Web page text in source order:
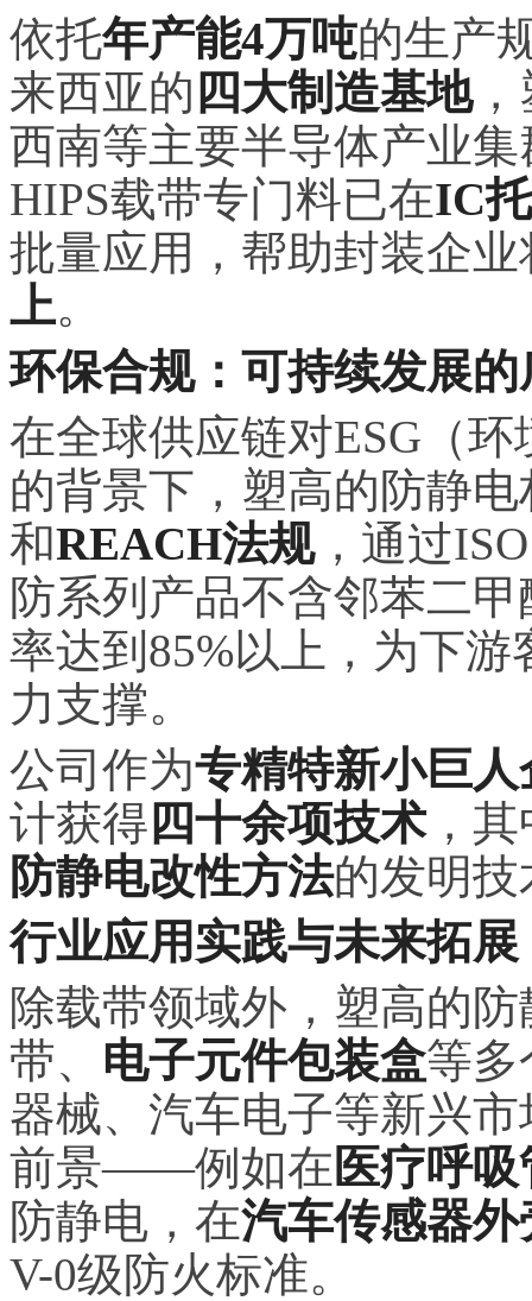
依托年产能4万吨的生产
来西亚的 四大制造基地，
西南等主要半导体产业
HIPS载带专门料已在IC
批量应用，帮助封装企
上。
环保合规：可持续发展
在全球供应链对ESG（
的背景下，塑高的防静
和REACH法规，通过
防系列产品不含邻苯二
率达到85%以上，为下
力支撑。
公司作为专精特新小巨人
计获得 四十余项技术，其
防静电改性方法的发明
行业应用实践与未来拓展
除载带领域外，塑高的
带、 电子元件包装盒等多
器械、汽车电子等新兴
前景——例如在 医疗呼
防静电，在汽车传感器外
V-0级防火标准。